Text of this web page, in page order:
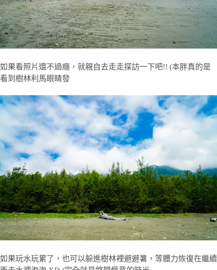
如果看照片還不過癮，就親自去走走探訪一下吧!! (本胖真的是
看到樹林利馬眼睛發
如果玩水玩累了，也可以躲進樹林裡避避暑，等體力恢復在繼續